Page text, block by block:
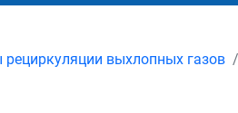
выхлопных газов